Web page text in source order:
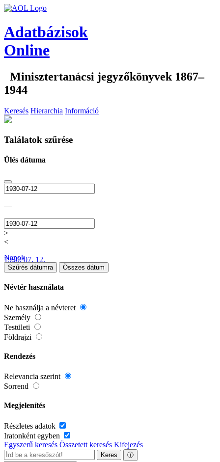
Adatbázisok
Online
Minisztertanácsi jegyzőkönyvek 1867–
1944
Keresés Hierarchia Információ
Találatok szűrése
Ülés dátuma
—
>
<
1930. 07. 12.
Napok
Szűrés dátumra Összes dátum
Névtér használata
Ne használja a névteret
Személy
Testületi
Földrajzi
Rendezés
Relevancia szerint
Sorrend
Megjelenítés
Részletes adatok
Iratonként egyben
Egyszerű keresés Összetett keresés Kifejezés
Keres ⓘ